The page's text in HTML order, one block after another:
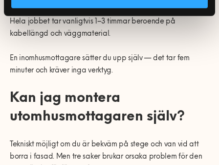
Hela jobbet tar vanligtvis 1–3 timmar beroende på
kabellängd och väggmaterial.
En inomhusmottagare sätter du upp själv — det tar fem
minuter och kräver inga verktyg.
Kan jag montera
utomhusmottagaren själv?
Tekniskt möjligt om du är bekväm på stege och van vid att
borra i fasad. Men tre saker brukar orsaka problem för den